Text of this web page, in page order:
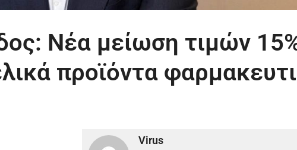
Νέα μείωση τιμών
προϊόντα
Virus